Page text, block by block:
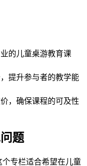
的儿童桌游教育课
提升参与者的教学能
，确保课程的可及性
题
个专栏适合希望在儿童